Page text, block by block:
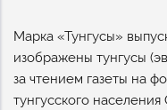
Марка «Тунгусы»
изображены тунгусы
за чтением газеты на
тунгусского